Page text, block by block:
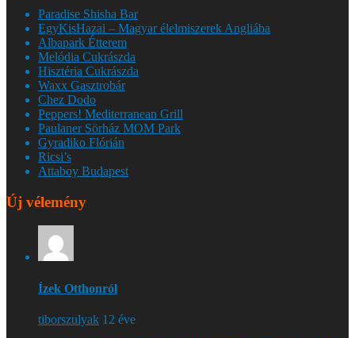
Paradise Shisha Bar
EgyKisHazai – Magyar élelmiszerek Angliába
Albapark Étterem
Melódia Cukrászda
Hisztéria Cukrászda
Waxx Gasztrobár
Chez Dodo
Peppers! Mediterranean Grill
Paulaner Sörház MOM Park
Gyradiko Flórián
Ricsi’s
Attaboy Budapest
Új vélemény
Ízek Otthonról
tiborszulyak 12 éve